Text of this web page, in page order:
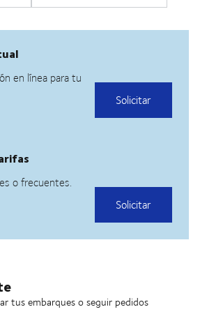
tus embarques o seguir pedidos